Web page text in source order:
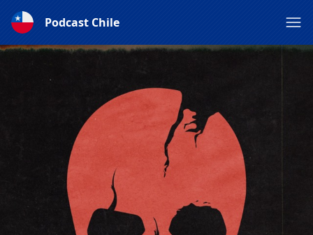
Podcast Chile